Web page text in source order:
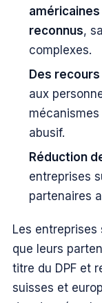
reconnus,
complexes.
Des
aux
abusif.
Réduction
entreprises
partenaires
Les
que leurs
titre du DPF et
suisses et